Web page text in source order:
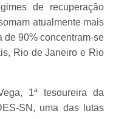
de recuperação
atualmente mais
de 90% concentram-se
Rio de Janeiro e Rio
1ª tesoureira da
SN, uma das lutas